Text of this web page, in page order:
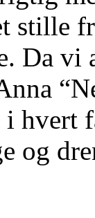
stille
Da vi
i hvert
og